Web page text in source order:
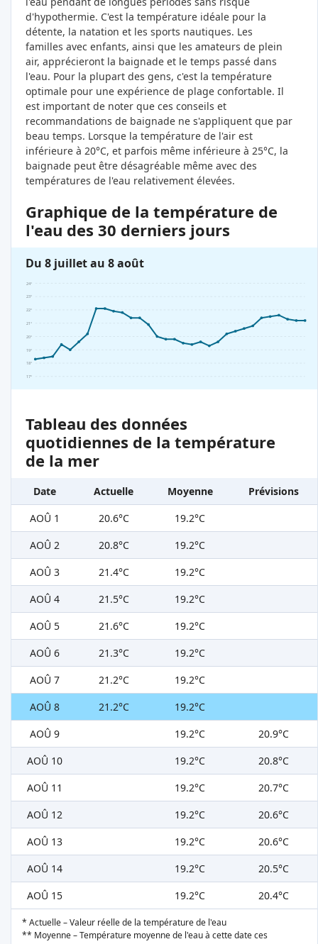
d'hypothermie. C'est la température idéale pour la
détente, la natation et les sports nautiques. Les
familles avec enfants, ainsi que les amateurs de plein
air, apprécieront la baignade et le temps passé dans
l'eau. Pour la plupart des gens, c'est la température
optimale pour une expérience de plage confortable. Il
est important de noter que ces conseils et
recommandations de baignade ne s'appliquent que par
beau temps. Lorsque la température de l'air est
inférieure à 20°C, et parfois même inférieure à 25°C, la
baignade peut être désagréable même avec des
températures de l'eau relativement élevées.
Graphique de la température de
l'eau des 30 derniers jours
Du 8 juillet au 8 août
17°
18°
19°
20°
21°
22°
23°
24°
Tableau des données
quotidiennes de la température
de la mer
Date Actuelle Moyenne
Prévisions
AOÛ 1
20.6°C
19.2°C
AOÛ 2
20.8°C
19.2°C
AOÛ 3
21.4°C
19.2°C
AOÛ 4
21.5°C
19.2°C
AOÛ 5
21.6°C
19.2°C
AOÛ 6
21.3°C
19.2°C
AOÛ 7
21.2°C
19.2°C
AOÛ 8
21.2°C
19.2°C
AOÛ 9
19.2°C
20.9°C
AOÛ 10
19.2°C
20.8°C
AOÛ 11
19.2°C
20.7°C
AOÛ 12
19.2°C
20.6°C
AOÛ 13
19.2°C
20.6°C
AOÛ 14
19.2°C
20.5°C
AOÛ 15
19.2°C 20.4°C
* Actuelle – Valeur réelle de la température de l'eau
** Moyenne – Température moyenne de l'eau à cette date ces